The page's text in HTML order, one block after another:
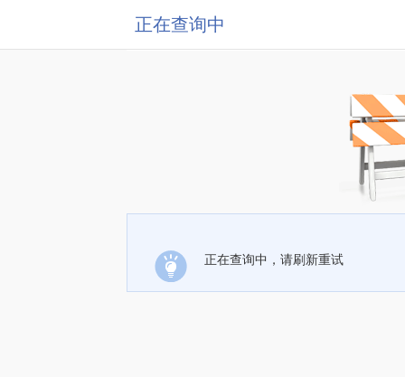
正在查询中
正在查询中，请刷新重试